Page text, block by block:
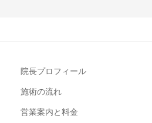
院長プロフィール
施術の流れ
営業案内と料金